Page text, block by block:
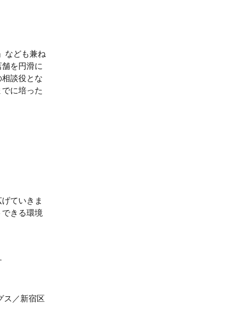
なども兼ね
を円滑に
談役とな
に培った
ていきま
きる環境
ス／新宿区